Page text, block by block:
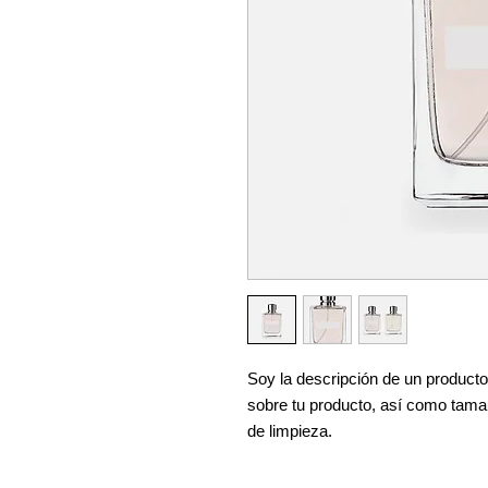
Soy la descripción de un
sobre tu producto, así como
de limpieza.